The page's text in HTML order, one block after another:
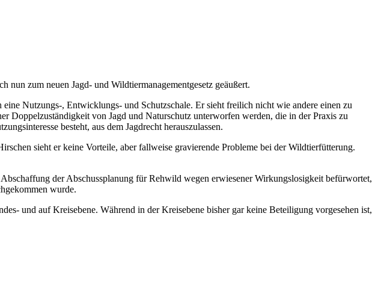
nun zum neuen Jagd- und Wildtiermanagementgesetz geäußert.
Nutzungs-, Entwicklungs- und Schutzschale. Er sieht freilich nicht wie andere einen zu
Doppelzuständigkeit von Jagd und Naturschutz unterworfen werden, die in der Praxis zu
besteht, aus dem Jagdrecht herauszulassen.
sieht er keine Vorteile, aber fallweise gravierende Probleme bei der Wildtierfütterung.
der Abschussplanung für Rehwild wegen erwiesener Wirkungslosigkeit befürwortet,
wurde.
und auf Kreisebene. Während in der Kreisebene bisher gar keine Beteiligung vorgesehen ist,